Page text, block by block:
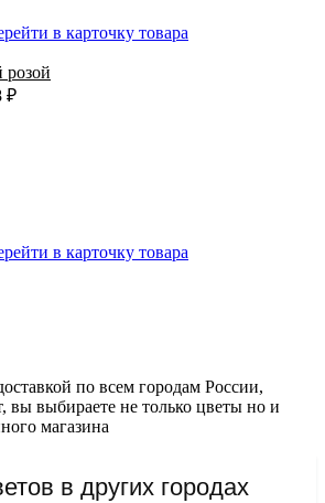
в карточку товара
розой
₽
в карточку товара
по всем городам России,
вы выбираете не только цветы но и
магазина
в других городах